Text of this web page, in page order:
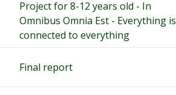
Project for 8-12 years old - In
Omnibus Omnia Est - Everything is
connected to everything
Final report